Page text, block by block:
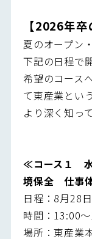
【2026年
夏のオープン
下記の日程で
希望のコース
て東産業とい
より深く知っ
≪コース１ 水
境保全 仕事
日程：8月28
時間：13:00
場所：東産業